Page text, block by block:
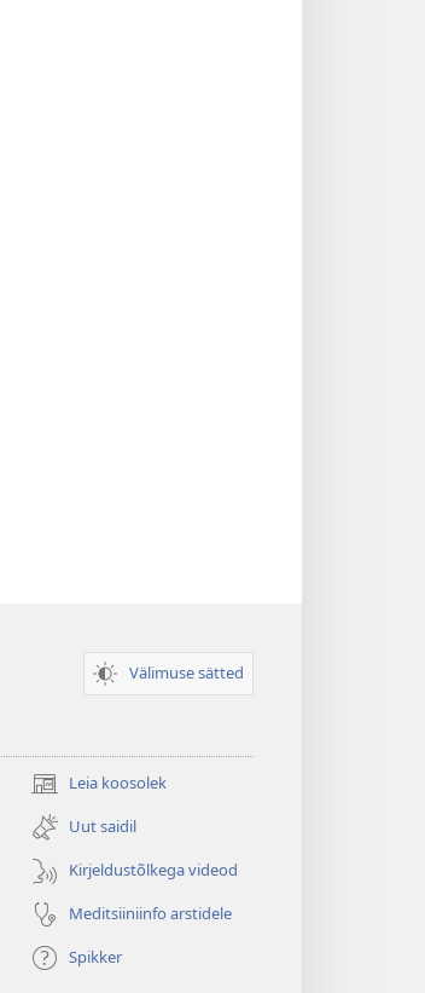
Välimuse sätted
Leia koosolek
(avab
uue
akna)
Uut saidil
Kirjeldustõlkega videod
Meditsiiniinfo arstidele
Spikker